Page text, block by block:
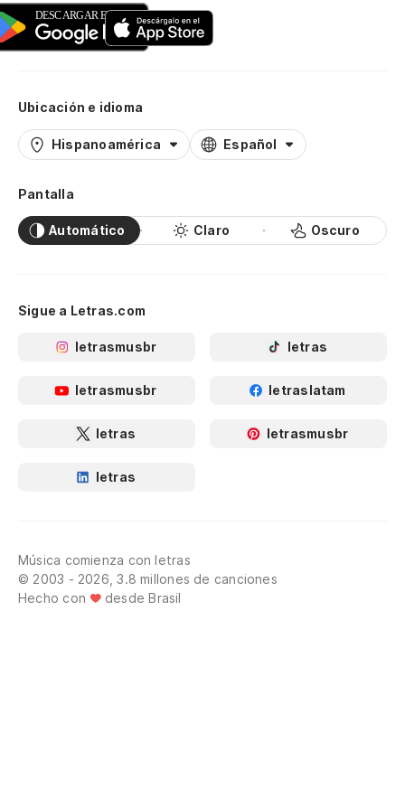
Ubicación e idioma
Hispanoamérica Español
Pantalla
Automático Claro Oscuro
Sigue a Letras.com
letrasmusbr letras
letrasmusbr letraslatam
letras letrasmusbr
letras
Música comienza con letras
© 2003 - 2026, 3.8 millones de canciones
Hecho con
desde Brasil